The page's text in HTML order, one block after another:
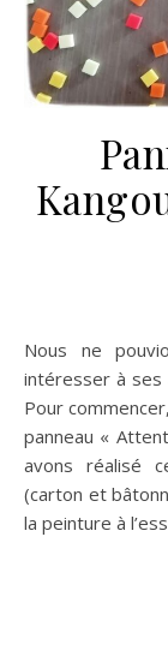
Nous ne pouvions pas aborder l’Australie sans nous
intéresser à ses
Pour
panneau «
avons réalisé
(carton et
la peinture à